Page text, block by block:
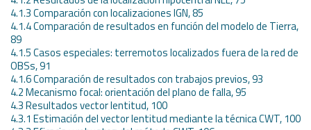
4.1.3 Comparación con localizaciones IGN, 85
4.1.4 Comparación de resultados en función del modelo de Tierra,
89
4.1.5 Casos especiales: terremotos localizados fuera de la red de
OBSs, 91
4.1.6 Comparación de resultados con trabajos previos, 93
4.2 Mecanismo focal: orientación del plano de falla, 95
4.3 Resultados vector lentitud, 100
4.3.1 Estimación del vector lentitud mediante la técnica CWT, 100